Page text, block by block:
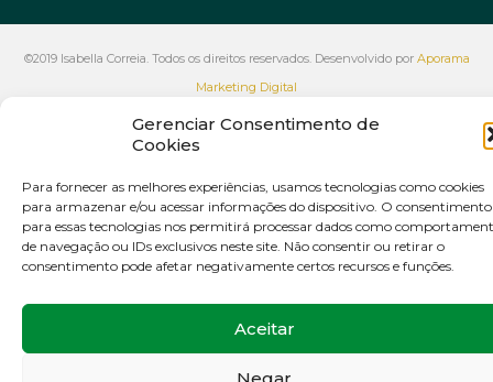
Gerenciar Consentimento de
Cookies
Para fornecer as melhores experiências, usamos tecnologias como cookies
para armazenar e/ou acessar informações do dispositivo. O consentimento
para essas tecnologias nos permitirá processar dados como
de navegação ou IDs exclusivos neste site. Não consentir ou retirar o
consentimento pode afetar negativamente certos recursos e funções.
Aceitar
Negar
©2019 Isabella Correia. Todos os direitos reservados. Desenvolvido por Aporama
Marketing Digital
VOLTAR AO INÍCIO